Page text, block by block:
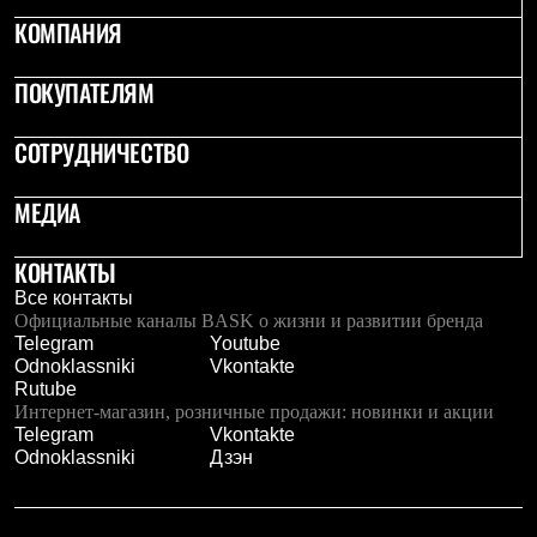
Где купить
КОМПАНИЯ
ПОКУПАТЕЛЯМ
СОТРУДНИЧЕСТВО
МЕДИА
КОНТАКТЫ
Все контакты
Официальные каналы BASK о жизни и развитии бренда
Telegram
Youtube
Odnoklassniki
Vkontakte
Rutube
Интернет-магазин, розничные продажи: новинки и акции
Telegram
Vkontakte
Odnoklassniki
Дзэн